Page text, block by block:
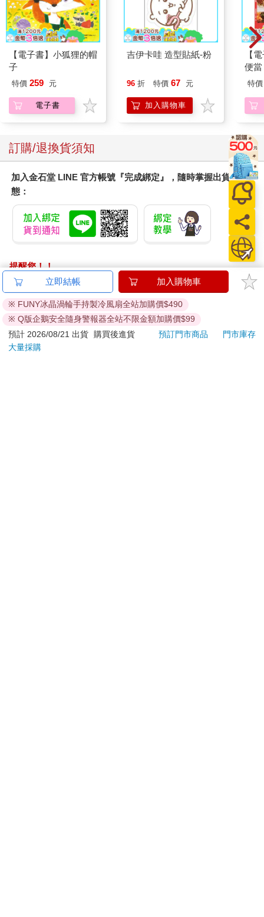
【電子書】小狐狸的帽
子
特價 259 元
電子書
吉伊卡哇 造型貼紙-粉
96 折 特價 67 元
加入購物車
【
便當
特價
訂購/退換貨須知
加入金石堂 LINE 官方帳號『完成綁定』，隨時掌握出貨動
態：
提醒您！！
金石堂及銀行均不會請您操作ATM! 如接獲電話要求您前往
ATM提款機，請不要聽從指示，以免受騙上當！
退換貨須知：
**提醒您，鑑賞期不等於試用期，退回商品須為全新狀態**
依據「消費者保護法」第19條及行政院消費者保護處公告之
立即結帳 加入購物車
※ FUNY冰晶渦輪手持製冷風扇全站加購價$490
※ Q版企鵝安全隨身警報器全站不限金額加購價$99
預計 2026/08/21 出貨
購買後進貨 預訂門市商品
門市庫存
大量採購